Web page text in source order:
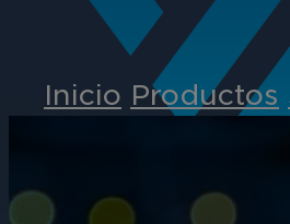
Inicio Productos